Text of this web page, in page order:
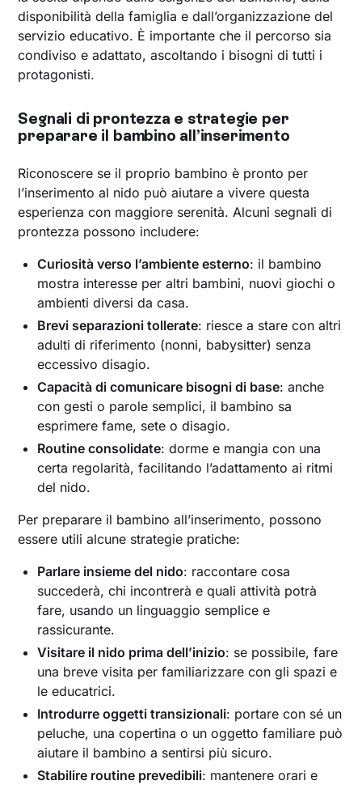
disponibilità della famiglia e dall’organizzazione del
servizio educativo. È importante che il percorso sia
condiviso e adattato, ascoltando i bisogni di tutti i
protagonisti.
Segnali di prontezza e strategie per
preparare il bambino all’inserimento
Riconoscere se il proprio bambino è pronto per
l’inserimento al nido può aiutare a vivere questa
esperienza con maggiore serenità. Alcuni segnali di
prontezza possono includere:
Curiosità verso l’ambiente esterno: il bambino
mostra interesse per altri bambini, nuovi giochi o
ambienti diversi da casa.
Brevi separazioni tollerate: riesce a stare con altri
adulti di riferimento (nonni, babysitter) senza
eccessivo disagio.
Capacità di comunicare bisogni di base: anche
con gesti o parole semplici, il bambino sa
esprimere fame, sete o disagio.
Routine consolidate: dorme e mangia con una
certa regolarità, facilitando l’adattamento ai ritmi
del nido.
Per preparare il bambino all’inserimento, possono
essere utili alcune strategie pratiche:
Parlare insieme del nido: raccontare cosa
succederà, chi incontrerà e quali attività potrà
fare, usando un linguaggio semplice e
rassicurante.
Visitare il nido prima dell’inizio: se possibile, fare
una breve visita per familiarizzare con gli spazi e
le educatrici.
Introdurre oggetti transizionali: portare con sé un
peluche, una copertina o un oggetto familiare può
aiutare il bambino a sentirsi più sicuro.
Stabilire routine prevedibili: mantenere orari e